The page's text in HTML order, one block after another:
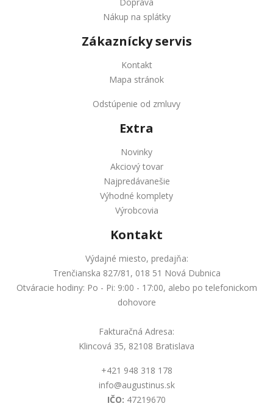
Nákup na splátky
Zákaznícky servis
Kontakt
Mapa stránok
Odstúpenie od zmluvy
Extra
Novinky
Akciový tovar
Najpredávanešie
Výhodné komplety
Výrobcovia
Kontakt
Výdajné miesto, predajňa:
Trenčianska 827/81, 018 51 Nová Dubnica
Otváracie hodiny: Po - Pi: 9:00 - 17:00, alebo po telefonickom
dohovore
Fakturačná Adresa:
Klincová 35, 82108 Bratislava
+421 948 318 178
info@augustinus.sk
IČO: 47219670